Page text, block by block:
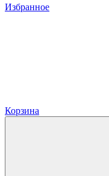
Избранное
Корзина